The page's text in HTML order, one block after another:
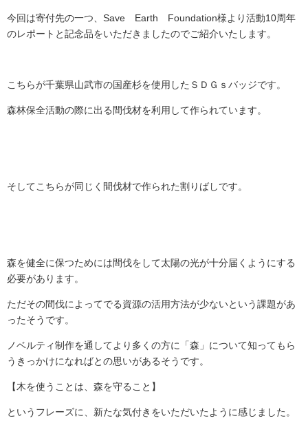
今回は寄付先の一つ、Save Earth Foundation様より活動10周年
のレポートと記念品をいただきましたのでご紹介いたします。
こちらが千葉県山武市の国産杉を使用したＳＤＧｓバッジです。
森林保全活動の際に出る間伐材を利用して作られています。
そしてこちらが同じく間伐材で作られた割りばしです。
森を健全に保つためには間伐をして太陽の光が十分届くようにする
必要があります。
ただその間伐によってでる資源の活用方法が少ないという課題があ
ったそうです。
ノベルティ制作を通してより多くの方に「森」について知ってもら
うきっかけになればとの思いがあるそうです。
【木を使うことは、森を守ること】
というフレーズに、新たな気付きをいただいたように感じました。